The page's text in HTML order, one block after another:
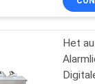
van
Het